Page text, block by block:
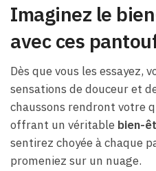
Imaginez le
avec ces
Dès que vous les essayez,
sensations de douceur et
chaussons rendront votre
offrant un véritable bien-
sentirez choyée à chaque
promeniez sur un nuage.